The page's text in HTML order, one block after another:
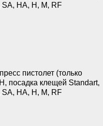
HA, H, M, RF
пистолет (только
посадка клещей Standart,
HA, H, M, RF